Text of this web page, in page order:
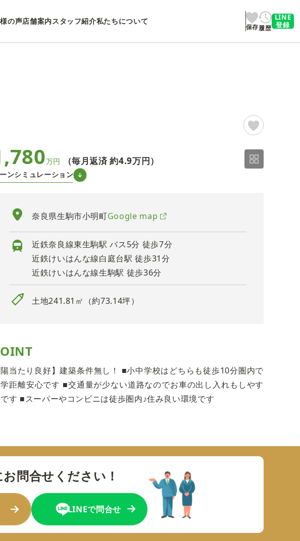
の声店舗案内スタッフ紹介私たちについて
保存履歴
LINE
登録
2/7
の建築条件無しの土地のご紹介です！
万円 （毎月返済 約4.9万円）
ンシミュレーション
奈良県生駒市小明町Google map
近鉄奈良線東生駒駅 バス5分 徒歩7分
近鉄けいはんな線白庭台駅 徒歩31分
近鉄けいはんな線生駒駅 徒歩36分
土地241.81㎡（約73.14坪）
陽当たり良好】建築条件無し！ ■小中学校はどちらも徒歩10分圏内で
距離安心です ■交通量が少ない道路なのでお車の出し入れもしやす
す ■スーパーやコンビニは徒歩圏内♪住み良い環境です
問合せください！
LINEで問合せ